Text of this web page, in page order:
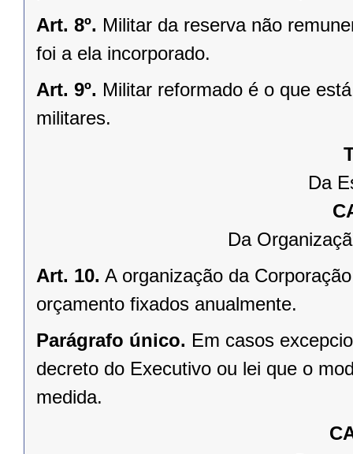
Art. 8º. Militar da reserva não
foi a ela incorporado.
Art. 9º. Militar reformado é o que
militares.
Da
Da
Art. 10. A organização da
orçamento fixados anualmente.
Parágrafo único. Em casos
decreto do Executivo ou lei que o
medida.